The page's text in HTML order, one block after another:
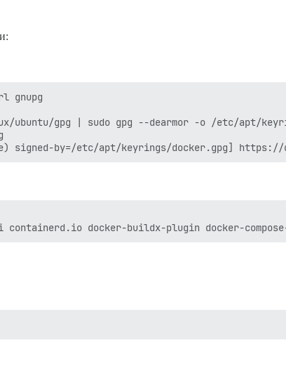
gnupg
ubuntu/gpg | sudo gpg --dearmor -o /etc/apt/